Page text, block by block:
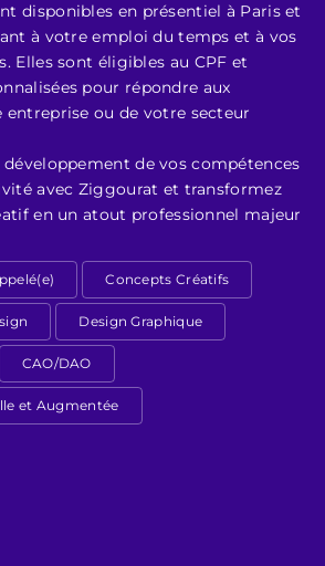
disponibles en présentiel à Paris et
à votre emploi du temps et à vos
Elles sont éligibles au CPF et
pour répondre aux
entreprise ou de votre secteur
développement de vos compétences
avec Ziggourat et transformez
en un atout professionnel majeur
Concepts Créatifs
Design Graphique
CAO/DAO
et Augmentée